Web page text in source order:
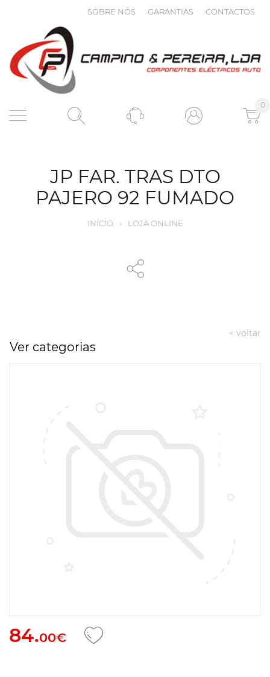
SOBRE NÓS GARANTIAS CONTACTOS
0
JP FAR. TRAS DTO
PAJERO 92 FUMADO
INÍCIO › LOJA ONLINE
< voltar
Ver categorias
84.00€